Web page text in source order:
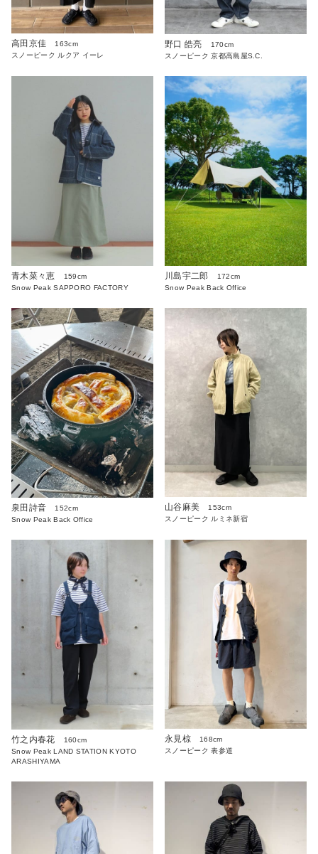
高田京佳
163cm
スノーピーク ルクア イーレ
野口 皓亮
170cm
スノーピーク 京都高島屋S.C.
青木菜々恵
159cm
Snow Peak SAPPORO FACTORY
川島宇二郎
172cm
Snow Peak Back Office
泉田詩音
152cm
Snow Peak Back Office
山谷麻美
153cm
スノーピーク ルミネ新宿
竹之内春花
160cm
Snow Peak LAND STATION KYOTO
ARASHIYAMA
永見椋
168cm
スノーピーク 表参道